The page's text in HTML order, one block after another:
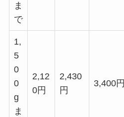
ま
で
1,
5
0
0
g
ま
2,12
0円
2,430
円
3,400円